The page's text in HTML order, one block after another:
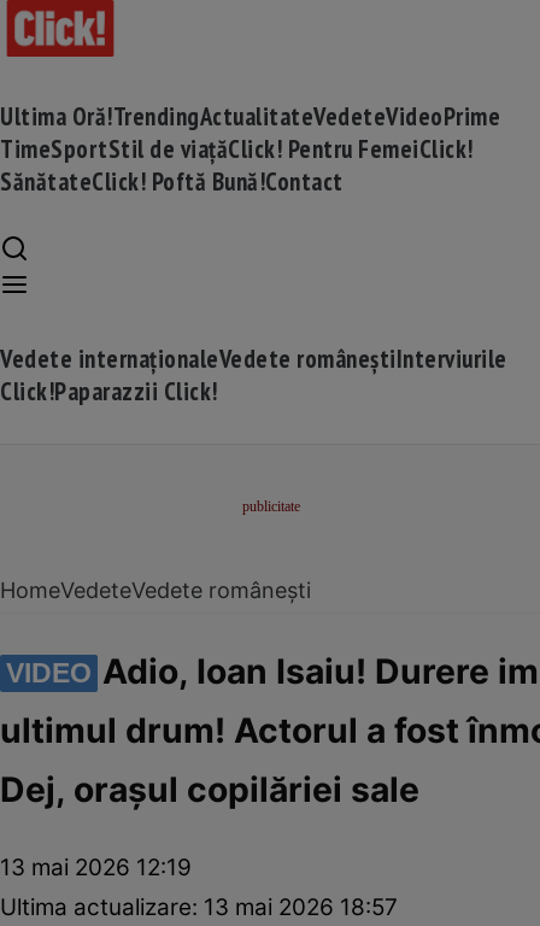
Ultima Oră!TrendingActualitateVedeteVideoPrime
TimeSportStil de viațăClick! Pentru FemeiClick!
SănătateClick! Poftă Bună!Contact
Vedete internaționaleVedete româneștiInterviurile
Click!Paparazzii Click!
HomeVedeteVedete românești
VIDEO Adio, Ioan Isaiu! Durere
ultimul drum! Actorul a fost
Dej, orașul copilăriei sale
13 mai 2026 12:19
Ultima actualizare: 13 mai 2026 18:57